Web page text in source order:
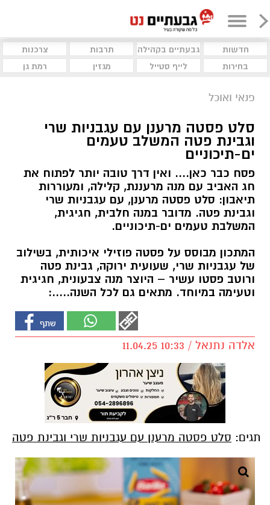
חדשות גבעתיים בקהילה תרבות
צרכנות
בחירות
לייף סטייל מגזין רמת גן
פנאי ואוכל
סלט פסטה מרענן עם עגבניות שרי
וגבינת פטה המשלב טעמים
ים-תיכוניים
פסח כבר כאן.... ואין דרך טובה יותר לפתוח את
חג האביב עם מנה מרעננת, קלילה, ומעוררות
תיאבון: סלט פסטה מרענן, עם עגבניות שרי
וגבינת פטה. מדובר במנה חלבית, חגיגית,
המשלבת טעמים ים-תיכוניים.
המתכון מבוסס על פסטה פוזילי איכותית, בשילוב
של עגבניות שרי, שעועית ירוקה, גבינת פטה
ורוטב פסטו עשיר – היוצר מנה צבעונית, חגיגית
וטעימה במיוחד. מתאים גם לכל השנה.....:
אלדה נתנאל / 10:33 11.04.25
תגים: סלט פסטה מרענן עם עגבניות שרי וגבינת פטה